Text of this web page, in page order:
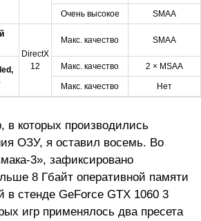
Очень высокое SMAA
DirectX
12
Макс. качество SMAA
Макс. качество 2 × MSAA
Макс. качество Нет
в которых производились
ОЗУ, я оставил восемь. Во
3», зафиксировано
8 Гбайт оперативной памяти
в стенде GeForce GTX 1060 3
игр применялось два пресета